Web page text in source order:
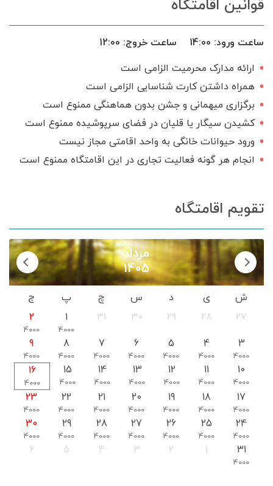
گیرنده دیجیتال
قوانین اقامتگاه
ساعت ورود: 14:00 ساعت خروج: 12:00
ارائه مدارک محرمیت الزامی است
همراه داشتن کارت شناسایی الزامی است
برگزاری میهمانی و جشن بدون هماهنگی ممنوع است
کشیدن سیگار یا قلیان در فضای سرپوشیده ممنوع است
ورود حیوانات خانگی به واحد اقامتی مجاز نیست
انجام هر گونه فعالیت تجاری در این اقامتگاه ممنوع است
تقویم اقامتگاه
مرداد
1405
ش ی د س چ پ
ج
27
28
29
30
31
1
4000
2
4000
3
4000
4
4000
5
4000
6
4000
7
4000
8
4000
9
4000
10
4000
11
4000
12
4000
13
4000
14
4000
15
4000
16
4000
17
4000
18
4000
19
4000
20
4000
21
4000
22
4000
23
4000
24
4000
25
4000
26
4000
27
4000
28
4000
29
4000
30
4000
31
4000
1
2
3
4
5
6